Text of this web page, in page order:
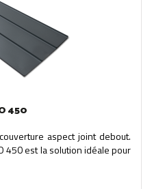
450
aspect joint debout.
450 est la solution idéale pour